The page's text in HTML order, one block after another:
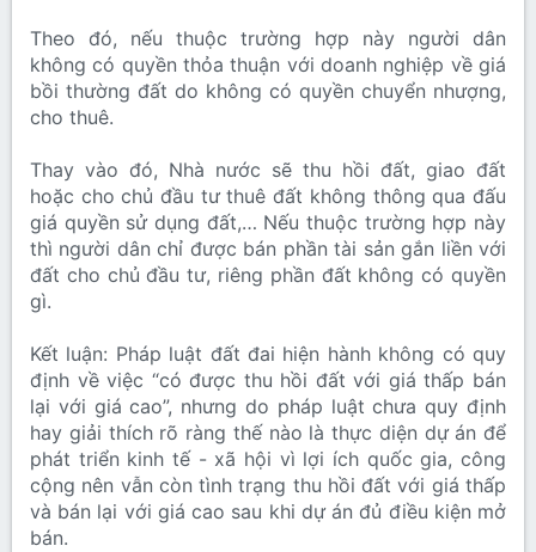
Theo đó, nếu thuộc trường hợp này người dân
không có quyền thỏa thuận với doanh nghiệp về giá
bồi thường đất do không có quyền chuyển nhượng,
cho thuê.
Thay vào đó, Nhà nước sẽ thu hồi đất, giao đất
hoặc cho chủ đầu tư thuê đất không thông qua đấu
giá quyền sử dụng đất,… Nếu thuộc trường hợp này
thì người dân chỉ được bán phần tài sản gắn liền với
đất cho chủ đầu tư, riêng phần đất không có quyền
gì.
Kết luận: Pháp luật đất đai hiện hành không có quy
định về việc “có được thu hồi đất với giá thấp bán
lại với giá cao”, nhưng do pháp luật chưa quy định
hay giải thích rõ ràng thế nào là thực diện dự án để
phát triển kinh tế - xã hội vì lợi ích quốc gia, công
cộng nên vẫn còn tình trạng thu hồi đất với giá thấp
và bán lại với giá cao sau khi dự án đủ điều kiện mở
bán.